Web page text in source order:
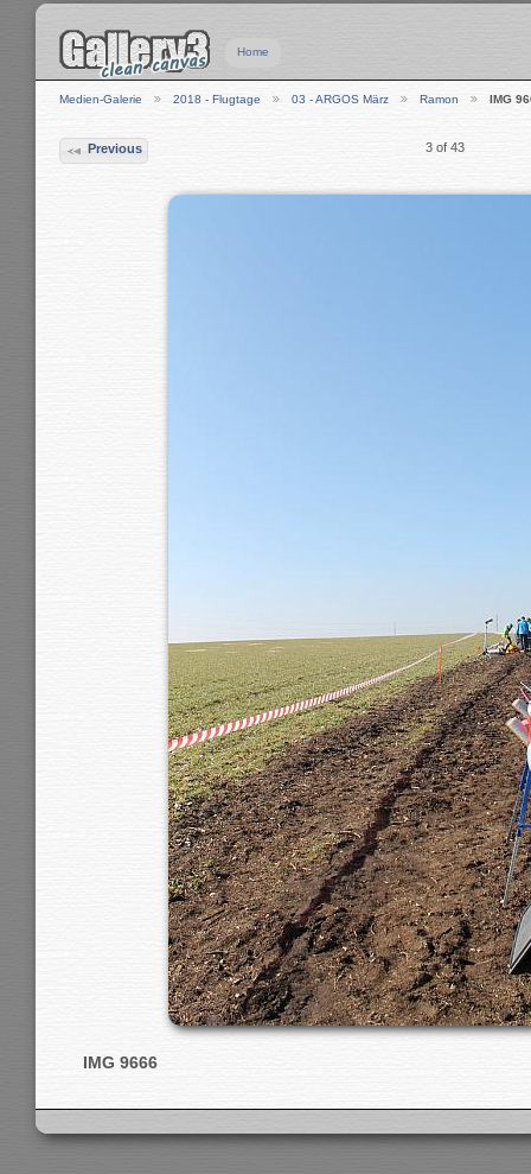
Home
Medien-Galerie 2018 - Flugtage 03 - ARGOS März Ramon IMG
Previous 3 of 43
IMG 9666